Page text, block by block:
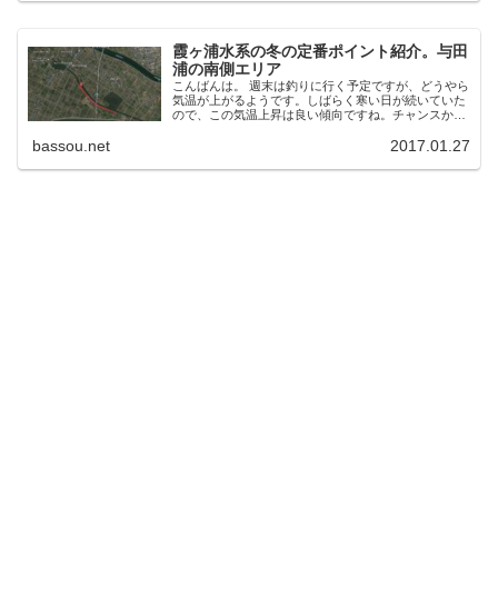
霞ヶ浦水系の冬の定番ポイント紹介。与田
浦の南側エリア
こんばんは。 週末は釣りに行く予定ですが、どうやら
気温が上がるようです。しばらく寒い日が続いていた
ので、この気温上昇は良い傾向ですね。チャンスかも
あまり期待すると駄目になる傾向はあるのでね、、...
bassou.net 2017.01.27